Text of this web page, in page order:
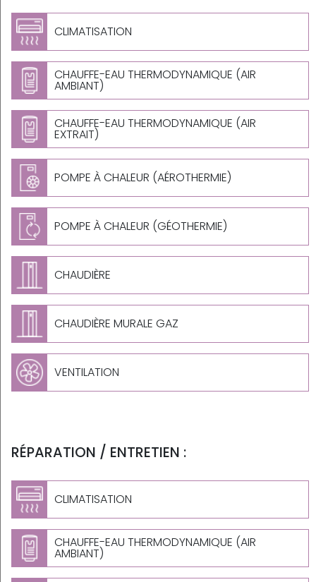
CLIMATISATION
CHAUFFE-EAU THERMODYNAMIQUE (AIR
AMBIANT)
CHAUFFE-EAU THERMODYNAMIQUE (AIR
EXTRAIT)
POMPE À CHALEUR (AÉROTHERMIE)
POMPE À CHALEUR (GÉOTHERMIE)
CHAUDIÈRE
CHAUDIÈRE MURALE GAZ
VENTILATION
RÉPARATION / ENTRETIEN :
CLIMATISATION
CHAUFFE-EAU THERMODYNAMIQUE (AIR
AMBIANT)